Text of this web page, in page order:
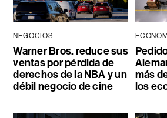
NEGOCIOS
Warner Bros. reduce sus
ventas por pérdida de
derechos de la NBA y un
débil negocio de cine
más
los